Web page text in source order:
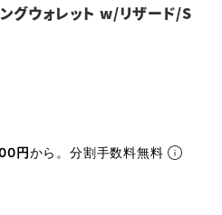
グウォレット w/リザード/S
円から。分割手数料無料